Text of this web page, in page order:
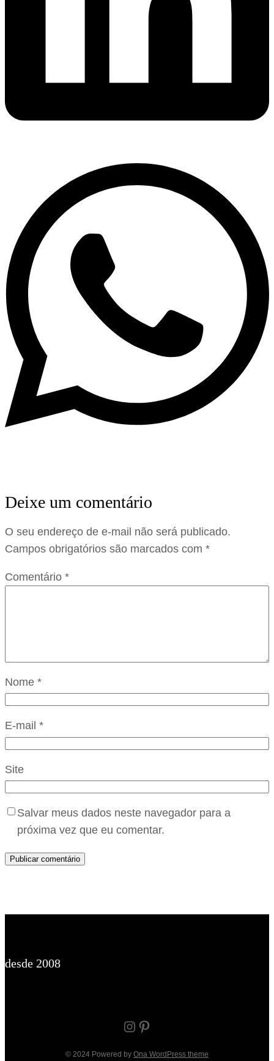
Deixe um comentário
O seu endereço de e-mail não será publicado.
Campos obrigatórios são marcados com *
Comentário *
Nome *
E-mail *
Site
Salvar meus dados neste navegador para a
próxima vez que eu comentar.
desde 2008
Instagram Pinterest
© 2024 Powered by Ona WordPress theme